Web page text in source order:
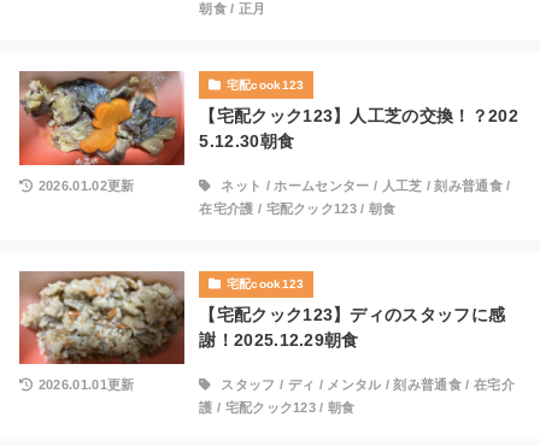
朝食/ 正月
宅配cook123
【宅配クック123】人工芝の交換！？202
5.12.30朝食
2026.01.02更新 ネット / ホームセンター / 人工芝 /刻み普通食 /
在宅介護 / 宅配クック123 /朝食
宅配cook123
【宅配クック123】ディのスタッフに感
謝！2025.12.29朝食
2026.01.01更新 スタッフ / ディ / メンタル /刻み普通食 /在宅介
護 / 宅配クック123 /朝食